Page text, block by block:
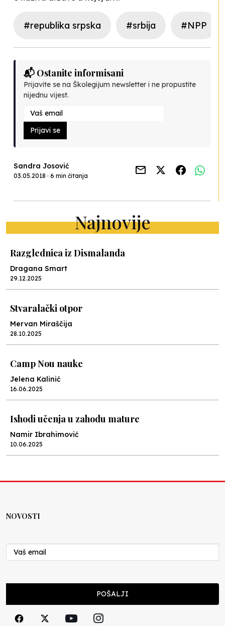
#republika srpska #srbija #NPP
📬 Ostanite informisani
Prijavite se na Školegijum newsletter i ne propustite
nijednu vijest.
Prijavi se
Sandra Josović
03.05.2018 · 6 min čitanja
Najnovije
Razglednica iz Dismalanda
Dragana Smart
29.12.2025
Stvaralački otpor
Mervan Miraščija
28.10.2025
Camp Nou nauke
Jelena Kalinić
16.06.2025
Ishodi učenja u zahodu mature
Namir Ibrahimović
10.06.2025
Nenad Veličković
29.10.2024
Cuke i djeca
NOVOSTI
POŠALJI